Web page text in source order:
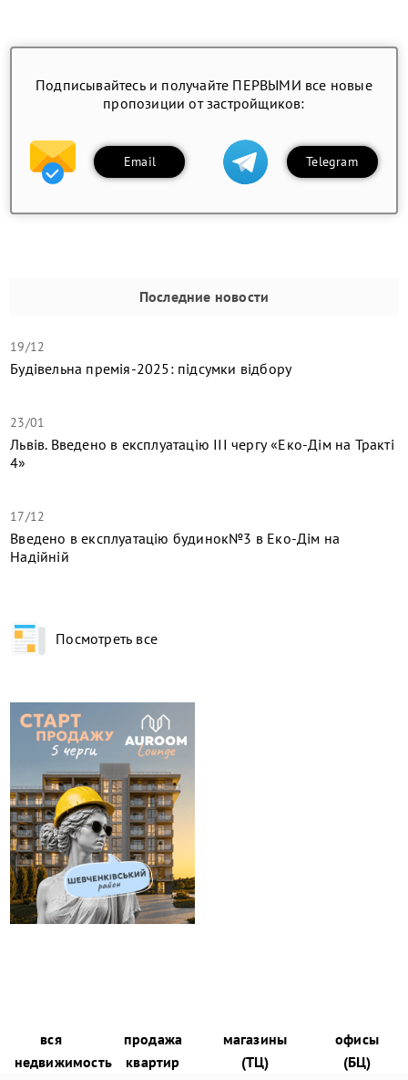
Подписывайтесь и получайте ПЕРВЫМИ все новые
пропозиции от застройщиков:
Email Telegram
Последние новости
19/12
Будівельна премія-2025: підсумки відбору
23/01
Львів. Введено в експлуатацію ІІІ чергу «Еко-Дім на Тракті
4»
17/12
​Введено в експлуатацію будинок№3 в Еко-Дім на
Надійній
Посмотреть все
вся
недвижимость
продажа
квартир
магазины
(ТЦ)
офисы
(БЦ)